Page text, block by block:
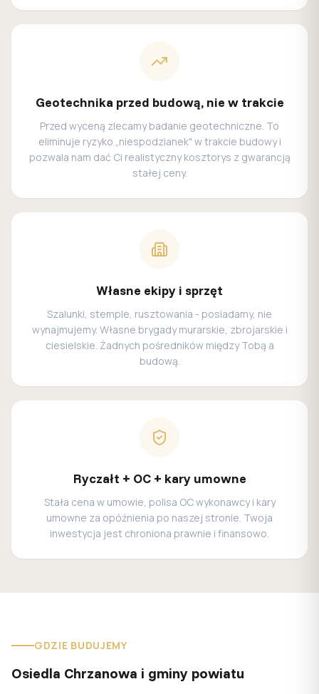
Geotechnika przed budową, nie w trakcie
Przed wyceną zlecamy badanie geotechniczne. To
eliminuje ryzyko „niespodzianek" w trakcie budowy i
pozwala nam dać Ci realistyczny kosztorys z gwarancją
stałej ceny.
Własne ekipy i sprzęt
Szalunki, stemple, rusztowania - posiadamy, nie
wynajmujemy. Własne brygady murarskie, zbrojarskie i
ciesielskie. Żadnych pośredników między Tobą a
budową.
Ryczałt + OC + kary umowne
Stała cena w umowie, polisa OC wykonawcy i kary
umowne za opóźnienia po naszej stronie. Twoja
inwestycja jest chroniona prawnie i finansowo.
GDZIE BUDUJEMY
Osiedla Chrzanowa i gminy powiatu